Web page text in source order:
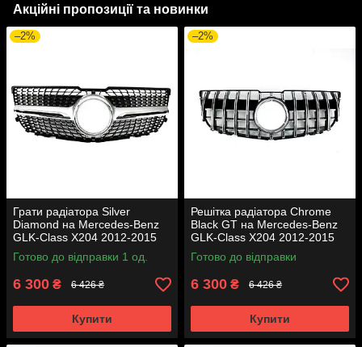
Акційні пропозиції та новинки
–2%
Грати радіатора Silver
Diamond на Mercedes-Benz
GLK-Class X204 2012-2015
року
Готово до відправки 1 од.
6 300 ₴ 6 426 ₴
Купити
–2%
Решітка радіатора Chrome
Black GT на Mercedes-Benz
GLK-Class X204 2012-2015
року
Готово до відправки
6 300 ₴ 6 426 ₴
Купити